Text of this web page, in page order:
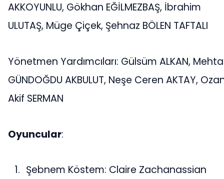
AKKOYUNLU, Gökhan EĞİLMEZBAŞ, İbrahim
ULUTAŞ, Müge Çiçek, Şehnaz BÖLEN TAFTALI
Yönetmen Yardımcıları: Gülsüm ALKAN,
GÜNDOĞDU AKBULUT, Neşe Ceren AKTAY,
Akif SERMAN
Oyuncular:
Şebnem Köstem: Claire Zachanassian